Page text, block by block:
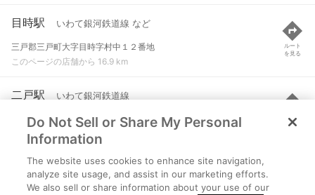
目時駅 いわて銀河鉄道線 など
三戸郡三戸町大字目時字村中１２番地
このページの店舗から 16.9 km
ルート
を見る
二戸駅 いわて銀河鉄道線
二戸市石切所
このページの店舗から 17.8 km
ルート
を見る
諏訪ノ平駅 青い森鉄道線
三戸郡南部町大字玉掛
Do Not Sell or Share My Personal
Information
The website uses cookies to enhance site navigation,
analyze site usage, and assist in our marketing efforts.
We also sell or share information about your use of our